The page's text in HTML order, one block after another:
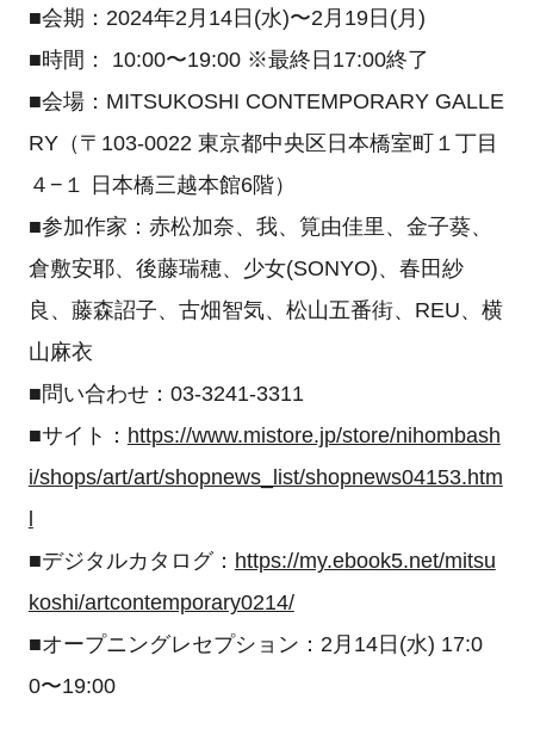
■会期：2024年2月14日(水)〜2月19日(月)
■時間： 10:00〜19:00 ※最終日17:00終了
■会場：MITSUKOSHI CONTEMPORARY GALLE
RY（〒103-0022 東京都中央区日本橋室町１丁目
４−１ 日本橋三越本館6階）
■参加作家：赤松加奈、我、筧由佳里、金子葵、
倉敷安耶、後藤瑞穂、少女(SONYO)、春田紗
良、藤森詔子、古畑智気、松山五番街、REU、横
山麻衣
■問い合わせ：03-3241-3311
■サイト： https://www.mistore.jp/store/nihombash
i/shops/art/art/shopnews_list/shopnews04153.htm
l
■デジタルカタログ： https://my.ebook5.net/mitsu
koshi/artcontemporary0214/
■オープニングレセプション：2月14日(水) 17:0
0〜19:00